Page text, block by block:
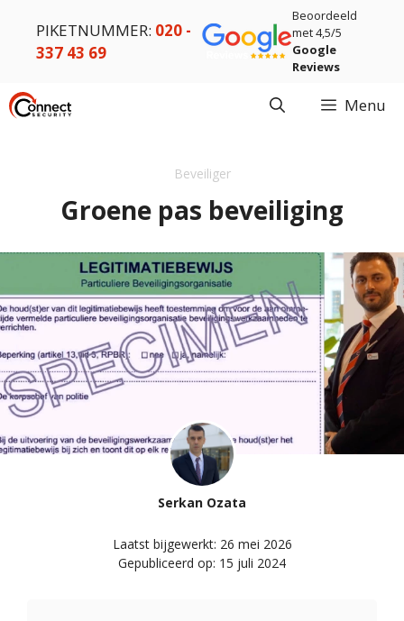
PIKETNUMMER: 020 -
337 43 69
Beoordeeld
met 4,5/5
Google
Reviews
Menu
Beveiliger
Groene pas beveiliging
Serkan Ozata
Laatst bijgewerkt: 26 mei 2026
Gepubliceerd op: 15 juli 2024